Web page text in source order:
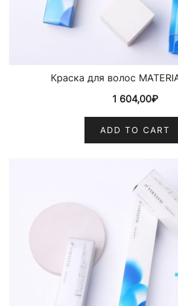
Краска для волос
1 604,00₽
ADD TO CART